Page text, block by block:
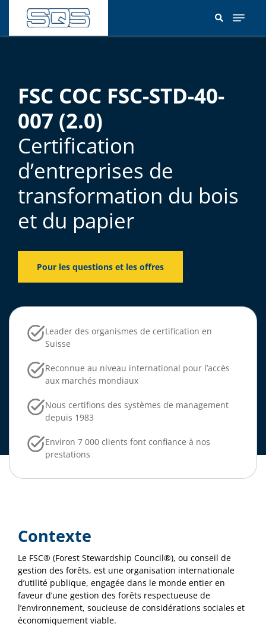
contenu
FSC COC FSC-STD-40-
007 (2.0)
Certification
d’entreprises de
transformation du bois
et du papier
Pour les questions et les offres
Leader des organismes de certification en
Suisse
Reconnue au niveau international pour l’accès
aux marchés mondiaux
Nous certifions des systèmes de management
depuis 1983
Environ 7 000 clients font confiance à nos
prestations
Contexte
Le FSC® (Forest Stewardship Council®), ou conseil de
gestion des forêts, est une organisation internationale
d’utilité publique, engagée dans le monde entier en
faveur d’une gestion des forêts respectueuse de
l’environnement, soucieuse de considérations sociales et
économiquement viable.